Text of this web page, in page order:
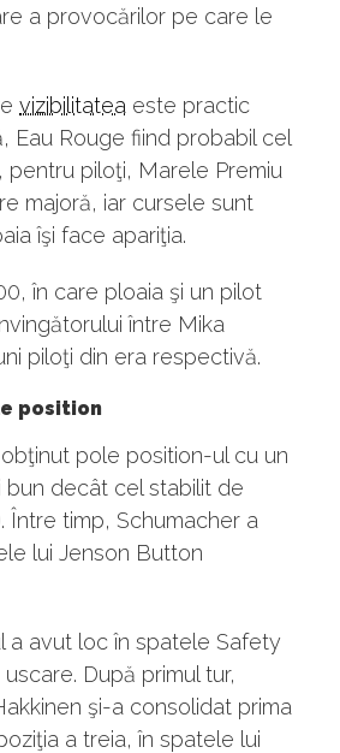
a provocărilor pe care le
vizibilitatea este practic
Rouge fiind probabil cel
pentru piloţi, Marele Premiu
majoră, iar cursele sunt
îşi face apariţia.
în care ploaia şi un pilot
între Mika
piloţi din era respectivă.
position
pole position-ul cu un
bun decât cel stabilit de
Între timp, Schumacher a
lui Jenson Button
a avut loc în spatele Safety
După primul tur,
şi-a consolidat prima
a treia, în spatele lui